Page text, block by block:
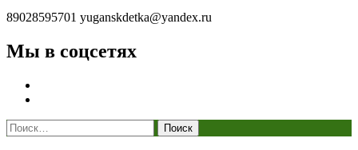
89028595701 yuganskdetka@yandex.ru
Мы в соцсетях
Найти: